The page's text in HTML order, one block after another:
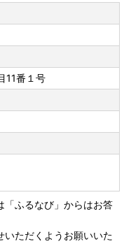
か、お問い合わせ先ま
期の指定等のご要望に
らかじめご了承くだ
態をご確認いただ
、大変お手数ではござ
ただきますようお願い
日にちが経過した後
る場合がございます
ストップ特例申請書
ます。
11番１号
「ふるなび」からはお答
いただくようお願いいた